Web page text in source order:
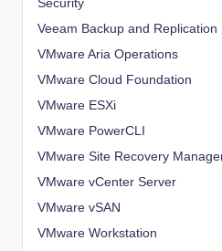
Security
Veeam Backup and Replication
VMware Aria Operations
VMware Cloud Foundation
VMware ESXi
VMware PowerCLI
VMware Site Recovery
VMware vCenter Server
VMware vSAN
VMware Workstation